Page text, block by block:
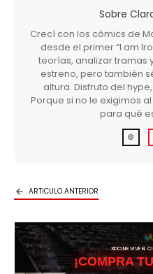
Sobre
Crecí con los cómics de
desde el primer “I am
teorías, analizar tramas
estreno, pero también
altura. Disfruto del
Porque si no le exigimos
para qué
ARTICULO ANTERIOR
3DCINE VIVE EL
¡COMPRA